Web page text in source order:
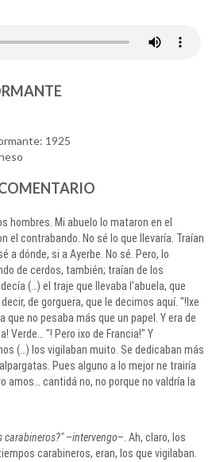
1925
hombres. Mi abuelo lo mataron en el
el contrabando. No sé lo que llevaría. Traían
a dónde, si a Ayerbe. No sé. Pero, lo
de cerdos, también; traían de los
(…) el traje que llevaba l'abuela, que
de gorguera, que le decimos aquí. "!Ixe
que no pesaba más que un papel. Y era de
Verde… "! Pero ixo de Francia!" Y
(…) los vigilaban muito. Se dedicaban más
Pues alguno a lo mejor ne trairía
amos… cantidá no, no porque no valdría la
carabineros?"–intervengo–. Ah, claro, los
carabineros, eran, los que vigilaban.